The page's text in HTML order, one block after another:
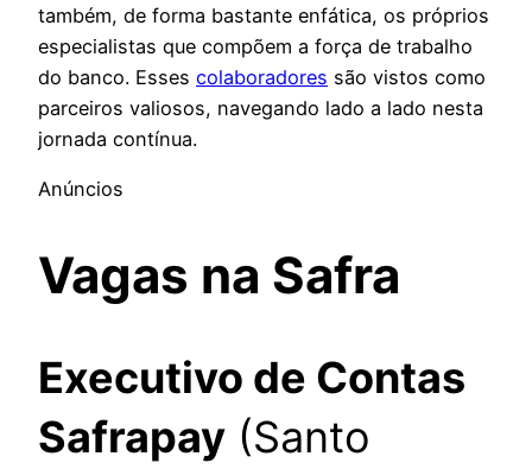
também, de forma bastante enfática, os próprios
especialistas que compõem a força de trabalho
do banco. Esses colaboradores são vistos como
parceiros valiosos, navegando lado a lado nesta
jornada contínua.
Anúncios
Vagas na Safra
Executivo de Contas
Safrapay (Santo